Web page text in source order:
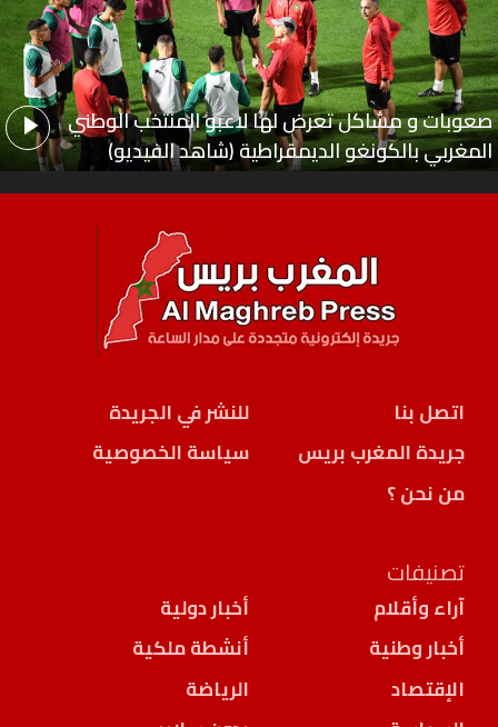
صعوبات و مشاكل تعرض لها لاعبو المنتخب الوطني
المغربي بالكونغو الديمقراطية (شاهد الفيديو)
اتصل بنا
للنشر في الجريدة
جريدة المغرب بريس
سياسة الخصوصية
من نحن ؟
تصنيفات
آراء وأقلام
أخبار دولية
أخبار وطنية
أنشطة ملكية
الإقتصاد
الرياضة